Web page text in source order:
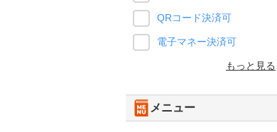
QRコード決済可
電子マネー決済可
もっと見る
メニュー